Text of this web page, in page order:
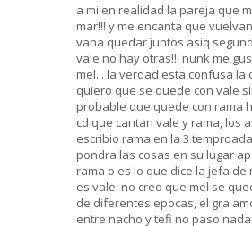
a mi en realidad la pareja que
mar!!! y me encanta que
vana quedar juntos asiq
vale no hay otras!!! nunk me
mel... la verdad esta confusa la
quiero que se quede con vale
probable que quede con rama
cd que cantan vale y rama, los
escribio rama en la 3
pondra las cosas en su lugar
rama o es lo que dice la jefa
es vale. no creo que mel se
de diferentes epocas, el gra
entre nacho y tefi no paso